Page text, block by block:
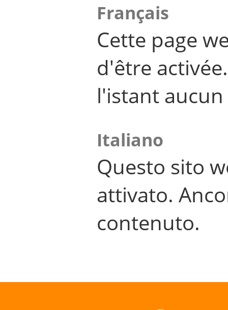
Français
Cette page
d'être
l'istant
Italiano
Questo sito
attivato.
contenuto.